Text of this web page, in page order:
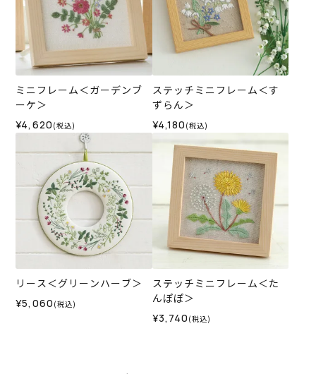
ミニフレーム＜ガーデンブ
ーケ＞
¥4,620 (税込)
ステッチミニフレーム＜す
ずらん＞
¥4,180 (税込)
リース＜グリーンハーブ＞
¥5,060 (税込)
ステッチミニフレーム＜た
んぽぽ＞
¥3,740 (税込)